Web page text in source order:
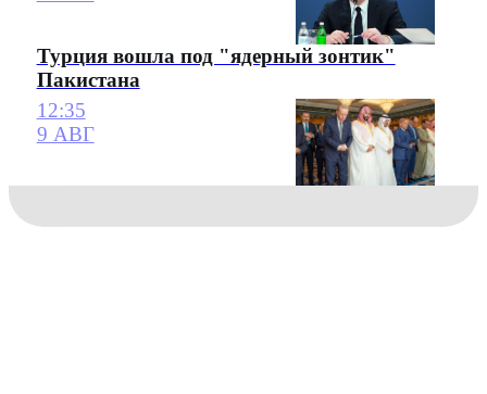
Турция вошла под "ядерный зонтик"
Пакистана
12:35
9 АВГ